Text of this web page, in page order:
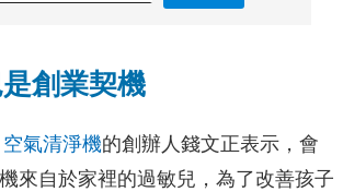
創業契機
氣清淨機的創辦人錢文正表示，會
來自於家裡的過敏兒，為了改善孩子